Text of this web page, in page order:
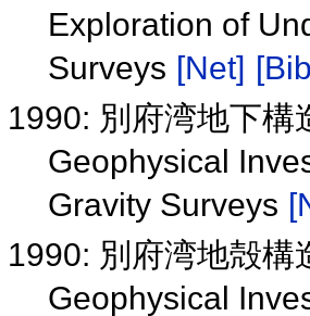
Exploration of
Surveys [Net]
1990: 別府湾地下
Geophysical
Gravity Surveys
1990: 別府湾地殻
Geophysical